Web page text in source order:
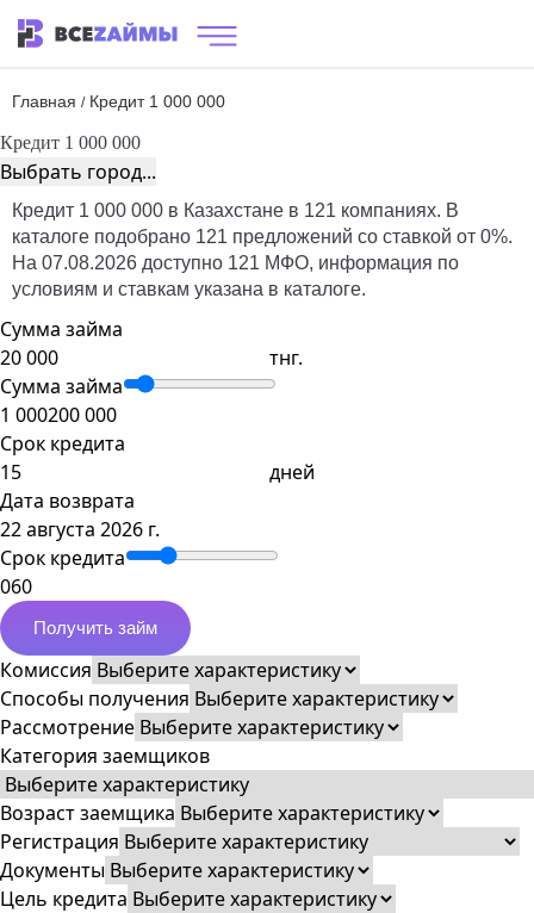
Главная / Кредит 1 000 000
Кредит 1 000 000
Выбрать город...
Кредит 1 000 000 в Казахстане в 121 компаниях. В
каталоге подобрано 121 предложений со ставкой от 0%.
На 07.08.2026 доступно 121 МФО, информация по
условиям и ставкам указана в каталоге.
Сумма займа
тнг.
Сумма займа
1 000200 000
Срок кредита
дней
Дата возврата
22 августа 2026 г.
Срок кредита
060
Получить займ
Комиссия
Способы получения
Рассмотрение
Категория заемщиков
Возраст заемщика
Регистрация
Документы
Цель кредита